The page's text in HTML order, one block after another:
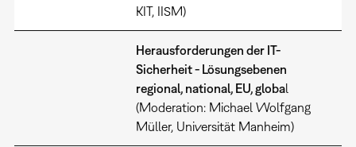
KIT, IISM)
Herausforderungen der IT-
Sicherheit - Lösungsebenen
regional, national, EU, global
(Moderation: Michael Wolfgang
Müller, Universität Manheim)